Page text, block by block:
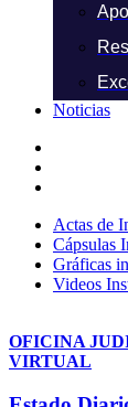
Noticias
Actas de
Cápsulas
Gráficas
Videos
OFICINA
VIRTUAL